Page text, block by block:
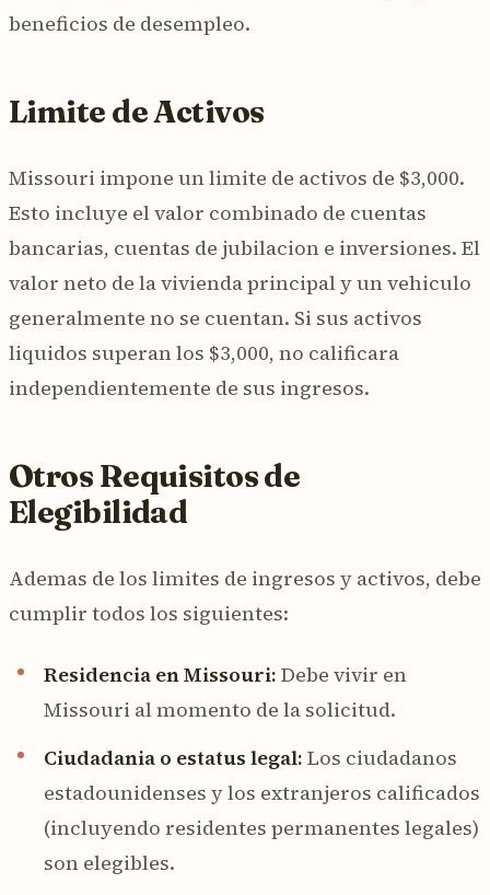
beneficios de desempleo.
Limite de Activos
Missouri impone un limite de activos de $3,000.
Esto incluye el valor combinado de cuentas
bancarias, cuentas de jubilacion e inversiones. El
valor neto de la vivienda principal y un vehiculo
generalmente no se cuentan. Si sus activos
liquidos superan los $3,000, no calificara
independientemente de sus ingresos.
Otros Requisitos de
Elegibilidad
Ademas de los limites de ingresos y activos, debe
cumplir todos los siguientes:
Residencia en Missouri: Debe vivir en
Missouri al momento de la solicitud.
Ciudadania o estatus legal: Los ciudadanos
estadounidenses y los extranjeros calificados
(incluyendo residentes permanentes legales)
son elegibles.